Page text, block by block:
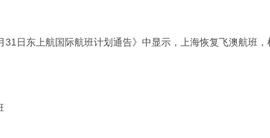
日东上航国际航班计划通告》中显示，上海恢复飞澳航班